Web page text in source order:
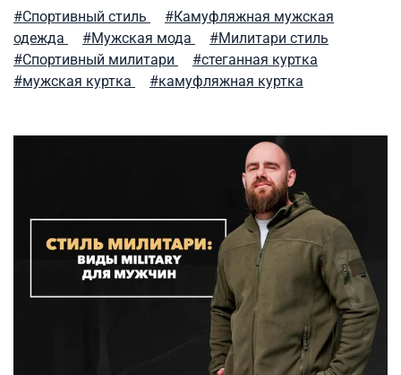
#Спортивный стиль
#Камуфляжная мужская
одежда
#Мужская мода
#Милитари стиль
#Спортивный милитари
#стеганная куртка
#мужская куртка
#камуфляжная куртка